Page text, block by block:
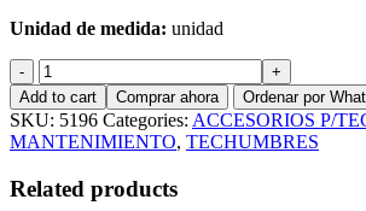
Unidad de medida: unidad
CINTA
ONDUFILM
TAPA
GOTERAS
ROJO
quantity
Add to cart Comprar ahora Ordenar por
SKU: 5196 Categories: ACCESORIOS P/
MANTENIMIENTO, TECHUMBRES
Related products